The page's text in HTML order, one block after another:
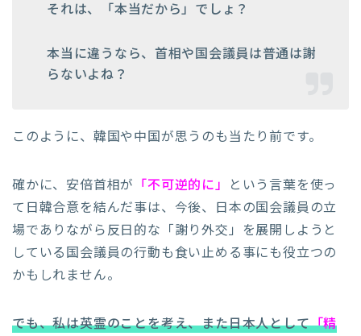
それは、「本当だから」でしょ？
本当に違うなら、首相や国会議員は普通は謝
らないよね？
このように、韓国や中国が思うのも当たり前です。
確かに、安倍首相が 「不可逆的に」
という言葉を使っ
て日韓合意を結んだ事は、今後、日本の国会議員の立
場でありながら反日的な「謝り外交」を展開しようと
している国会議員の行動も食い止める事にも役立つの
かもしれません。
でも、私は英霊のことを考え、また日本人として「精